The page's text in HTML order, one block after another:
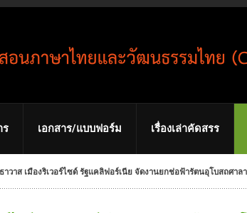
ร เอกสาร/แบบฟอร์ม เรื่องเล่าคัดสรร
าวาส เมืองริเวอร์ไซด์ รัฐแคลิฟอร์เนีย จัดงานยกช่อฟ้ารัตนอุโบสถศา